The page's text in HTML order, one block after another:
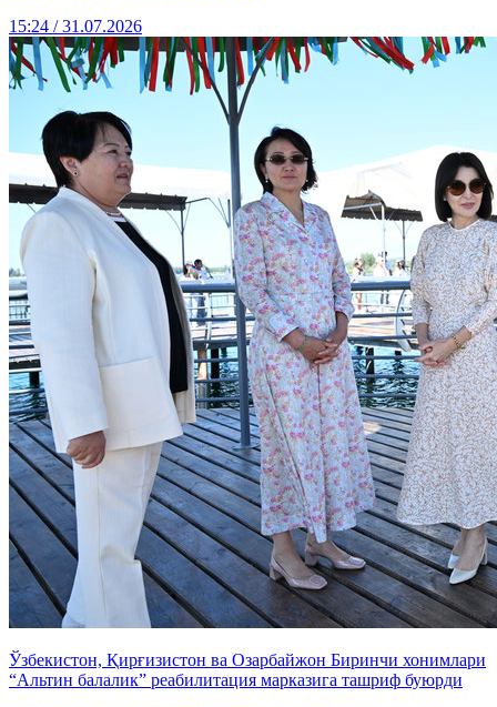
15:24 / 31.07.2026
Ўзбекистон, Қирғизистон ва Озарбайжон Биринчи хонимлари
“Альтин балалик” реабилитация марказига ташриф буюрди